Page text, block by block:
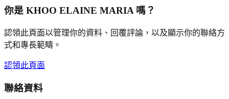
你是 KHOO ELAINE MARIA嗎？
認領此頁面以管理你的資料、回覆評論，以及顯示你的聯絡方
式和專長範疇。
認領此頁面
聯絡資料